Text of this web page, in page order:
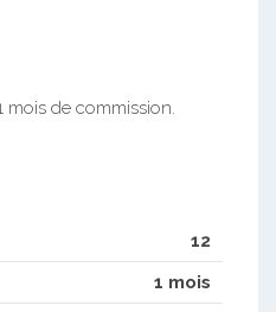
mois de commission.
12
1 mois